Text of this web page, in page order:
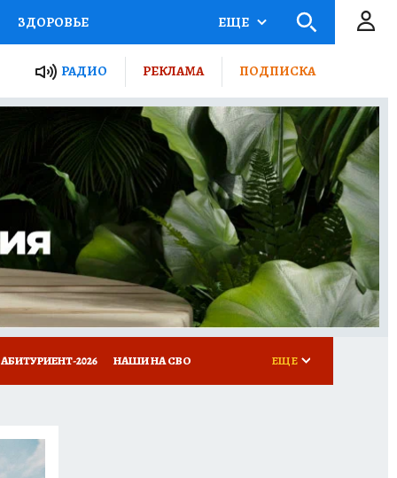
ЗДОРОВЬЕ
РОССИИ
ПУТЕВОДИТЕЛЬ
ТУРИЗМ
ПОТРЕБИТЕЛЯ ВСЕ О КП
ЕЩЕ
РАДИО РЕКЛАМА ПОДПИСКА
АБИТУРИЕНТ-2026 НАШИ НА СВО
ВЫБОРЫ ГУБЕРНАТОРА
ЕЩЕ